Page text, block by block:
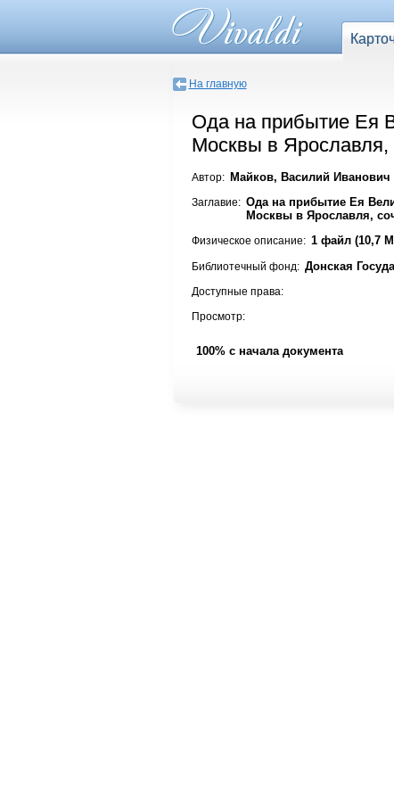
На главную
Ода на прибытие Ея
Москвы в
Автор: Майков, Василий Иванович
Заглавие: Ода на прибытие Ея
Москвы в Ярославля,
Физическое описание: 1 файл (10,7
Библиотечный фонд: Донская
Доступные права:
Просмотр:
100% с начала документа